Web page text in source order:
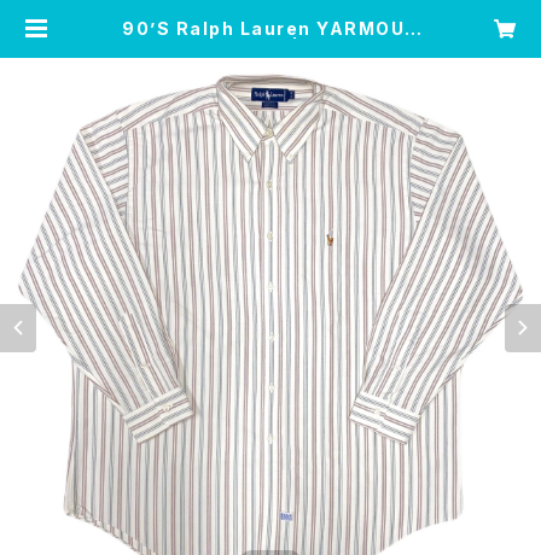
90’S Ralph Lauren YARMOUT